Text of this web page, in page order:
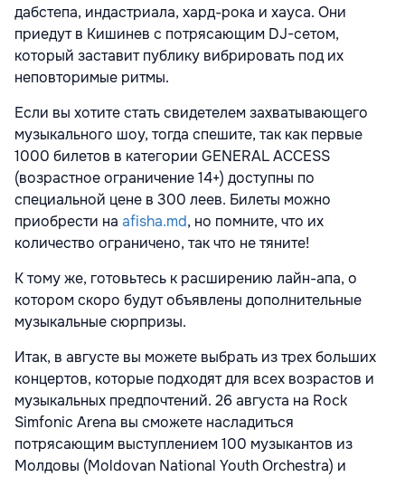
дабстепа, индастриала, хард-рока и хауса. Они
приедут в Кишинев с потрясающим DJ-сетом,
который заставит публику вибрировать под их
неповторимые ритмы.
Если вы хотите стать свидетелем захватывающего
музыкального шоу, тогда спешите, так как первые
1000 билетов в категории GENERAL ACCESS
(возрастное ограничение 14+) доступны по
специальной цене в 300 леев. Билеты можно
приобрести на afisha.md, но помните, что их
количество ограничено, так что не тяните!
К тому же, готовьтесь к расширению лайн-апа, о
котором скоро будут объявлены дополнительные
музыкальные сюрпризы.
Итак, в августе вы можете выбрать из трех больших
концертов, которые подходят для всех возрастов и
музыкальных предпочтений. 26 августа на Rock
Simfonic Arena вы сможете насладиться
потрясающим выступлением 100 музыкантов из
Молдовы (Moldovan National Youth Orchestra) и